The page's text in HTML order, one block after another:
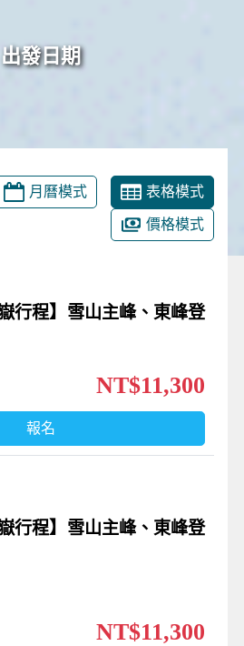
出發日期
月曆模式 表格模式
價格模式
行程】雪山主峰、東峰登
NT$11,300
報名
行程】雪山主峰、東峰登
NT$11,300